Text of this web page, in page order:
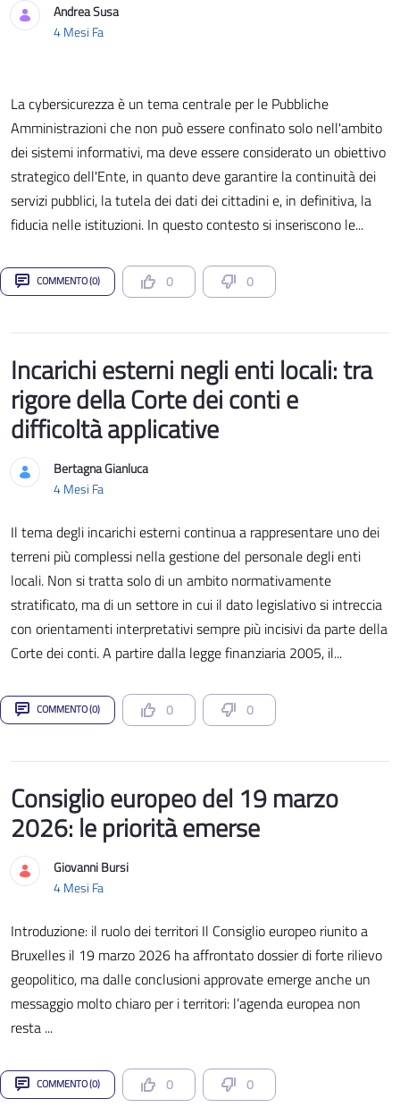
Andrea Susa
Data di Pubblicazione
4 Mesi Fa
La cybersicurezza è un tema centrale per le Pubbliche
Amministrazioni che non può essere confinato solo nell'ambito
dei sistemi informativi, ma deve essere considerato un obiettivo
strategico dell'Ente, in quanto deve garantire la continuità dei
servizi pubblici, la tutela dei dati dei cittadini e, in definitiva, la
fiducia nelle istituzioni. In questo contesto si inseriscono le...
COMMENTO (0) 0 0
Incarichi esterni negli enti locali: tra
rigore della Corte dei conti e
difficoltà applicative
Bertagna Gianluca
Data di Pubblicazione
4 Mesi Fa
Il tema degli incarichi esterni continua a rappresentare uno dei
terreni più complessi nella gestione del personale degli enti
locali. Non si tratta solo di un ambito normativamente
stratificato, ma di un settore in cui il dato legislativo si intreccia
con orientamenti interpretativi sempre più incisivi da parte della
Corte dei conti. A partire dalla legge finanziaria 2005, il...
COMMENTO (0) 0 0
Consiglio europeo del 19 marzo
2026: le priorità emerse
Giovanni Bursi
Data di Pubblicazione
4 Mesi Fa
Introduzione: il ruolo dei territori Il Consiglio europeo riunito a
Bruxelles il 19 marzo 2026 ha affrontato dossier di forte rilievo
geopolitico, ma dalle conclusioni approvate emerge anche un
messaggio molto chiaro per i territori: l’agenda europea non
resta ...
COMMENTO (0) 0 0